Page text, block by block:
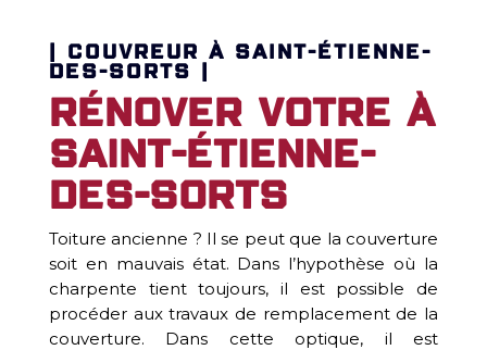
| COUVREUR À SAINT-ÉTIENNE-
DES-SORTS |
Rénover votre à
Saint-Étienne-
des-Sorts
Toiture ancienne ? Il se peut que la couverture
soit en mauvais état. Dans l’hypothèse où la
charpente tient toujours, il est possible de
procéder aux travaux de remplacement de la
couverture. Dans cette optique, il est